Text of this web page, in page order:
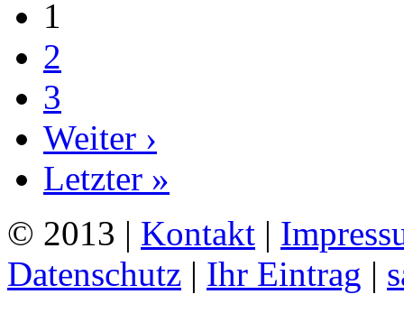
1
2
3
Weiter ›
Letzter »
© 2013 | Kontakt |
Datenschutz | Ihr Eintrag |